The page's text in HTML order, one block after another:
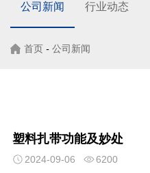
公司新闻 行业动态
首页 - 公司新闻
塑料扎带功能及妙处
2024-09-06 6200